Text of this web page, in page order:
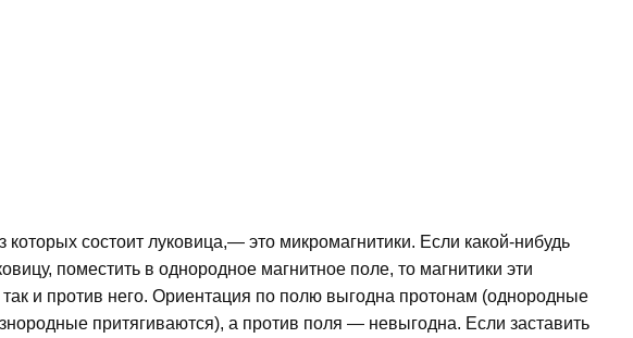
состоит луковица,— это микромагнитики. Если какой-нибудь
поместить в однородное магнитное поле, то магнитики эти
и против него. Ориентация по полю выгодна протонам (однородные
притягиваются), а против поля — невыгодна. Если заставить